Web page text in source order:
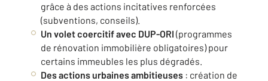
grâce à des actions incitatives renforcées
(subventions, conseils).
Un volet coercitif avec DUP-ORI (programmes
de rénovation immobilière obligatoires) pour
certains immeubles les plus dégradés.
Des actions urbaines ambitieuses : création de